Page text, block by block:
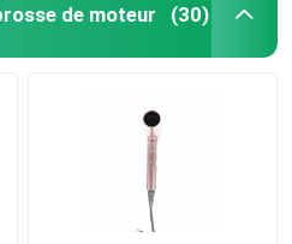
de moteur (30)